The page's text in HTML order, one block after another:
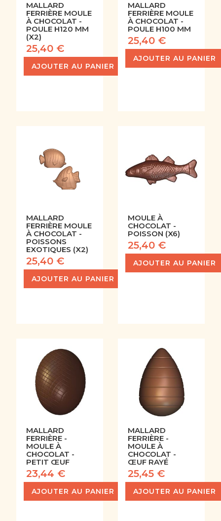
MALLARD
FERRIÈRE MOULE
À CHOCOLAT -
POULE H120 MM
(X2)
25,40 €
AJOUTER AU PANIER
MALLARD
FERRIÈRE MOULE
À CHOCOLAT -
POULE H100 MM
25,40 €
AJOUTER AU PANIER
MALLARD
FERRIÈRE MOULE
À CHOCOLAT -
POISSONS
EXOTIQUES (X2)
25,40 €
AJOUTER AU PANIER
MOULE À
CHOCOLAT -
POISSON (X6)
25,40 €
AJOUTER AU PANIER
MALLARD
FERRIÈRE -
MOULE À
CHOCOLAT -
PETIT ŒUF
23,44 €
AJOUTER AU PANIER
MALLARD
FERRIÈRE -
MOULE À
CHOCOLAT -
ŒUF RAYÉ
25,45 €
AJOUTER AU PANIER